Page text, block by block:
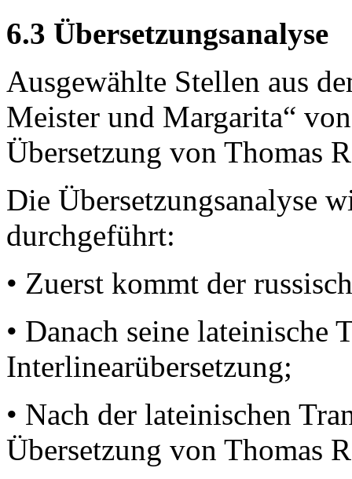
6.3 Übersetzungsanalyse
Ausgewählte Stellen aus
Meister und Margarita“
Übersetzung von Thomas
Die Übersetzungsanalyse
durchgeführt:
• Zuerst kommt der
• Danach seine lateinische
Interlinearübersetzung;
• Nach der lateinischen
Übersetzung von Thomas